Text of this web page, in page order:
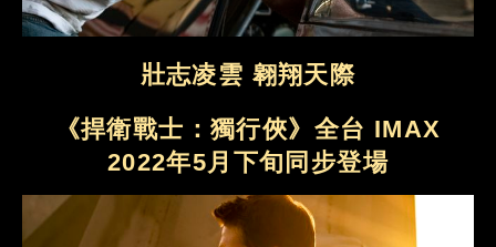
壯志凌雲 翱翔天際
《捍衛戰士：獨行俠》全台 IMAX
2022年5月下旬同步登場